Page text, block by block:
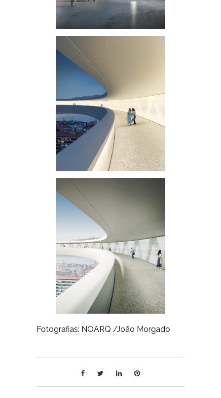
Fotografias: NOARQ /João Morgado